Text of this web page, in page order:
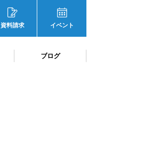
ブログ
資料請求 イベント